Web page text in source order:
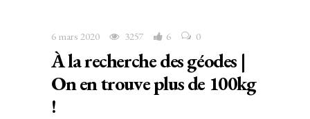
6 mars 2020 3257 6 0
À la recherche des géodes |
On en trouve plus de 100kg
!